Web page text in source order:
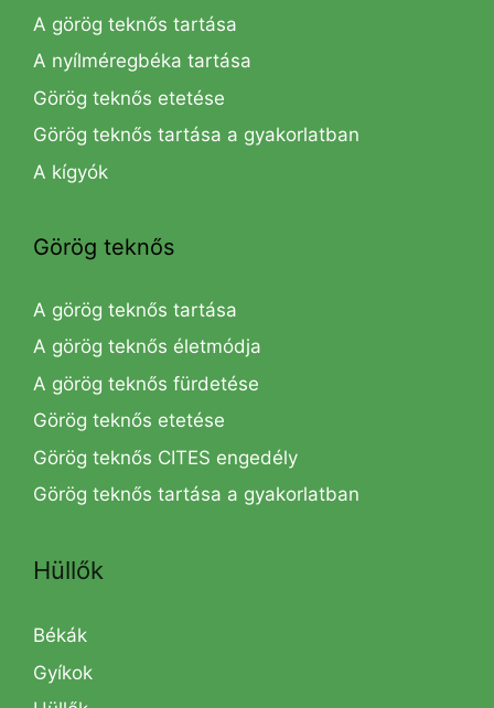
A görög teknős tartása
A nyílméregbéka tartása
Görög teknős etetése
Görög teknős tartása a gyakorlatban
A kígyók
Görög teknős
A görög teknős tartása
A görög teknős életmódja
A görög teknős fürdetése
Görög teknős etetése
Görög teknős CITES engedély
Görög teknős tartása a gyakorlatban
Hüllők
Békák
Gyíkok